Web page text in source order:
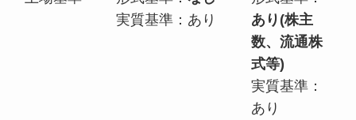
実質基準：あり
あり(株主
数、流通株
式等)
実質基準：
あり